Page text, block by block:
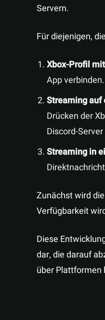
Servern.
Für diejenigen,
Xbox-Profil
App verbinden.
Streaming auf
Drücken der
Discord-
Streaming in
Zunächst wird
Verfügbarkeit
Diese
dar, die darauf
über Plattformen